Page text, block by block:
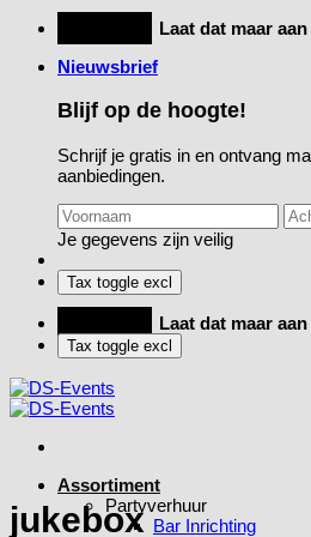
inhoud
Laat dat maar
Nieuwsbrief
Blijf op de hoogte!
Schrijf je gratis in en ontvang
aanbiedingen.
Je gegevens zijn veilig
Laat dat maar
Assortiment
Partyverhuur
Bar Inrichting
jukebox